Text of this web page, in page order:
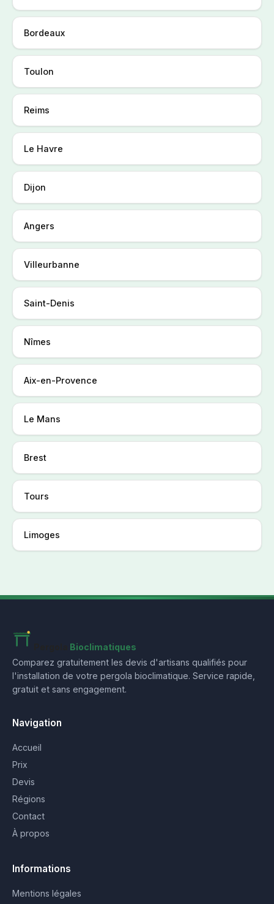
Bordeaux
Toulon
Reims
Le Havre
Dijon
Angers
Villeurbanne
Saint-Denis
Nîmes
Aix-en-Provence
Le Mans
Brest
Tours
Limoges
Bioclimatiques
Comparez gratuitement les devis d'artisans qualifiés pour
l'installation de votre pergola bioclimatique. Service rapide,
gratuit et sans engagement.
Navigation
Accueil
Prix
Devis
Régions
Contact
À propos
Informations
Mentions légales